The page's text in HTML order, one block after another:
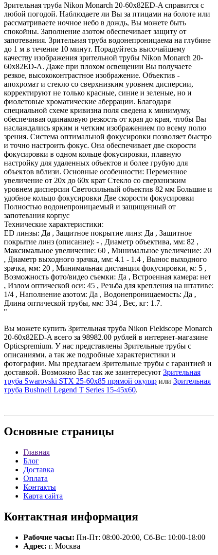
Зрительная труба Nikon Monarch 20-60x82ED-A справится с
любой погодой. Наблюдаете ли Вы за птицами на болоте или
рассматриваете ночное небо в дождь, Вы можете быть
спокойны. Заполнение азотом обеспечивает защиту от
запотевания. Зрительная труба водонепроницаема на глубине
до 1 м в течение 10 минут. Порадуйтесь высочайшему
качеству изображения зрительной трубы Nikon Monarch 20-
60x82ED-A. Даже при плохом освещении Вы получаете
резкое, высококонтрастное изображение. Объектив -
апохромат и стекло со сверхнизким уровнем дисперсии,
корректируют не только красные, синие и зеленые, но и
фиолетовые хроматические аберрации. Благодаря
специальной схеме кривизна поля сведена к минимуму,
обеспечивая одинаковую резкость от края до края, чтобы Вы
наслаждались ярким и четким изображением по всему полю
зрения. Система оптимальной фокусировки позволяет быстро
и точно настроить фокус. Она обеспечивает две скорости
фокусировки в одном кольце фокусировки, плавную
настройку для удаленных объектов и более грубую для
объектов вблизи. Основные особенности: Переменное
увеличение от 20х до 60х крат Стекло со сверхнизким
уровнем дисперсии Светосильный объектив 82 мм Большие и
удобное кольцо фокусировки Две скорости фокусировки
Полностью водонепроницаемый и защищенный от
запотевания корпус
Технические характеристики:
ED линзы: Да , Защитное покрытие линз: Да , Защитное
покрытие линз (описание): - , Диаметр объектива, мм: 82 ,
Максимальное увеличение: 60 , Минимальное увеличение: 20
, Диаметр выходного зрачка, мм: 4.1 - 1.4 , Вынос выходного
зрачка, мм: 20 , Минимальная дистанция фокусировки, м: 5 ,
Возможность фото/видео съемки: Да , Встроенная камера: нет
, Излом оптической оси: 45 , Резьба для крепления на штативе:
1/4 , Наполнение азотом: Да , Водонепроницаемость: Да ,
Длина оптической трубы, мм: 334 , Вес, кг: 1.7.
"
Вы можете купить Зрительная труба Nikon Fieldscope Monarch
20-60x82ED-A всего за 98982.00 рублей в интернет-магазине
Opticspremium. У нас представлены Зрительные трубы с
описаниями, а так же подробные характеристики и
фотографии. Мы предлагаем Зрительные трубы с гарантией и
доставкой. Возможно Вас так же заинтересуют Зрительная
труба Swarovski STX 25-60x85 прямой окуляр или Зрительная
труба Bushnell Legend T Series 15-45x60.
Основные страницы
Главная
Блог
Доставка
Оплата
Контакты
Карта сайта
Контактная информация
Рабочие часы: Пн-Пт: 08:00-20:00, Сб-Вс: 10:00-18:00
Адрес: г. Москва